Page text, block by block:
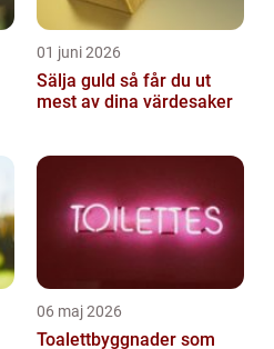
01 juni 2026
Sälja guld så får du ut
mest av dina värdesaker
06 maj 2026
Toalettbyggnader som